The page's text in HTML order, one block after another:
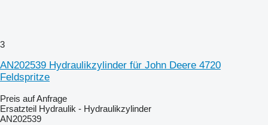
3
AN202539 Hydraulikzylinder für John Deere 4720
Feldspritze
Preis auf Anfrage
Ersatzteil Hydraulik - Hydraulikzylinder
AN202539